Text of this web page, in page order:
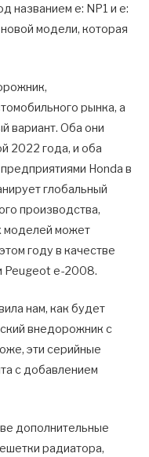
названием e: NP1 и e:
модели, которая
рынка, а
вариант. Оба они
2022 года, и оба
Honda в
глобальный
производства,
моделей может
году в качестве
Peugeot e-2008.
нам, как будет
внедорожник с
эти серийные
с добавлением
дополнительные
радиатора,